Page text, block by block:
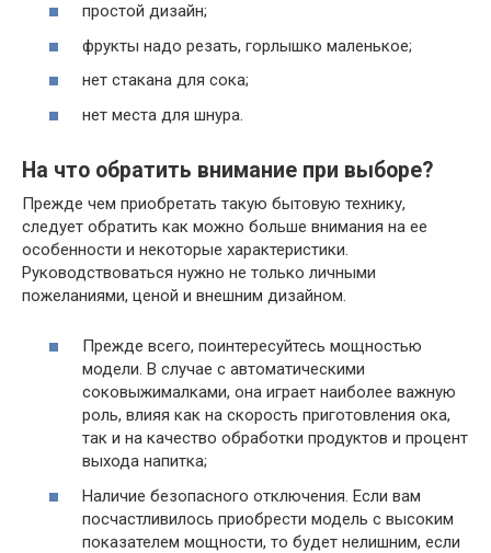
простой дизайн;
фрукты надо резать, горлышко маленькое;
нет стакана для сока;
нет места для шнура.
На что обратить внимание при выборе?
Прежде чем приобретать такую бытовую технику,
следует обратить как можно больше внимания на ее
особенности и некоторые характеристики.
Руководствоваться нужно не только личными
пожеланиями, ценой и внешним дизайном.
Прежде всего, поинтересуйтесь мощностью
модели. В случае с автоматическими
соковыжималками, она играет наиболее важную
роль, влияя как на скорость приготовления ока,
так и на качество обработки продуктов и процент
выхода напитка;
Наличие безопасного отключения. Если вам
посчастливилось приобрести модель с высоким
показателем мощности, то будет нелишним, если